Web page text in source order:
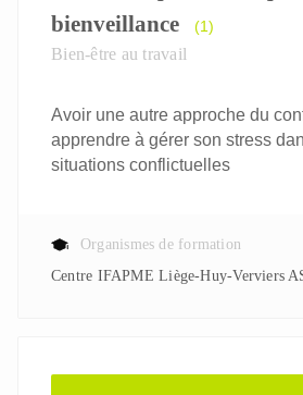
bienveillance
(1)
Bien-être au travail
Avoir une autre approche du
apprendre à gérer son stress
situations conflictuelles
Organismes de formation
Centre IFAPME Liège-Huy-Verviers